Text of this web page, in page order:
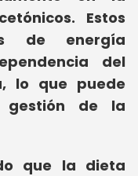
Estos
de energía
del
lo que puede
gestión de la
que la dieta